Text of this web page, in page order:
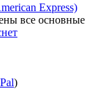
Express)
все основные
)